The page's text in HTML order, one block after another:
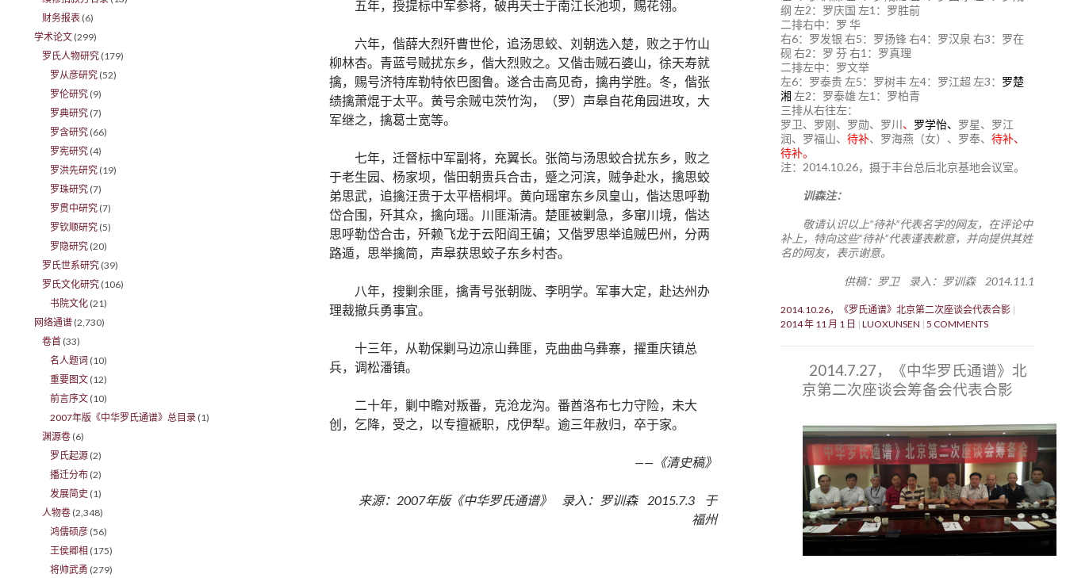
五年，授提标中军参将，破冉天士于南江长池坝，赐花翎。
六年，偕薛大烈歼曹世伦，追汤思蛟、刘朝选入楚，败之于竹山
柳林杏。青蓝号贼扰东乡，偕大烈败之。又偕击贼石婆山，徐天寿就
擒，赐号济特库勒特依巴图鲁。遂合击高见奇，擒冉学胜。冬，偕张
绩擒萧焜于太平。黄号余贼屯茨竹沟，（罗）声皋自花角园进攻，大
军继之，擒葛士宽等。
七年，迁督标中军副将，充翼长。张简与汤思蛟合扰东乡，败之
于老生园、杨家坝，偕田朝贵兵合击，蹙之河滨，贼争赴水，擒思蛟
弟思武，追擒汪贵于太平梧桐坪。黄向瑶窜东乡凤皇山，偕达思呼勒
岱合围，歼其众，擒向瑶。川匪渐清。楚匪被剿急，多窜川境，偕达
思呼勒岱合击，歼赖飞龙于云阳阎王碥；又偕罗思举追贼巴州，分两
路遁，思举擒简，声皋获思蛟子东乡村杏。
八年，搜剿余匪，擒青号张朝陇、李明学。军事大定，赴达州办
理裁撤兵勇事宜。
十三年，从勒保剿马边凉山彝匪，克曲曲乌彝寨，擢重庆镇总
兵，调松潘镇。
二十年，剿中瞻对叛番，克沧龙沟。番酋洛布七力守险，未大
创，乞降，受之，以专擅褫职，戍伊犁。逾三年赦归，卒于家。
——《清史稿》
来源：2007年版《中华罗氏通谱》 录入：罗训森 2015.7.3 于
福州
纲 左2：罗庆国 左1：罗胜前
二排右中：罗 华
右6：罗发银 右5：罗扬锋 右4：罗汉泉 右3：罗在
砚 右2：罗 芬 右1：罗真理
二排左中：罗文举
左6：罗泰贵 左5：罗树丰 左4：罗江超 左3： 罗楚
湘 左2：罗泰雄 左1：罗柏青
三排从右往左：
罗卫、罗刚、罗勋、罗川、 罗学怡、 罗星、罗江
润、罗福山、 待补、罗海燕（女）、罗奉、 待补、
待补。
注：2014.10.26，摄于丰台总后北京基地会议室。
训森注：
敬请认识以上“待补”代表名字的网友，在评论中
补上，特向这些“待补”代表谨表歉意，并向提供其姓
名的网友，表示谢意。
供稿：罗卫 录入：罗训森 2014.11.1
2014.10.26，《罗氏通谱》北京第二次座谈会代表合影
2014 年 11 月 1 日
LUOXUNSEN 5 COMMENTS
2014.7.27，《中华罗氏通谱》北
京第二次座谈会筹备会代表合影
财务报表 (6)
学术论文 (299)
罗氏人物研究 (179)
罗从彦研究 (52)
罗伦研究 (9)
罗典研究 (7)
罗含研究 (66)
罗宪研究 (4)
罗洪先研究 (19)
罗珠研究 (7)
罗贯中研究 (7)
罗钦顺研究 (5)
罗隐研究 (20)
罗氏世系研究 (39)
罗氏文化研究 (106)
书院文化 (21)
网络通谱 (2,730)
卷首 (33)
名人题词 (10)
重要图文 (12)
前言序文 (10)
2007年版《中华罗氏通谱》总目录 (1)
渊源卷 (6)
罗氏起源 (2)
播迁分布 (2)
发展简史 (1)
人物卷 (2,348)
鸿儒硕彦 (56)
王侯卿相 (175)
将帅武勇 (279)